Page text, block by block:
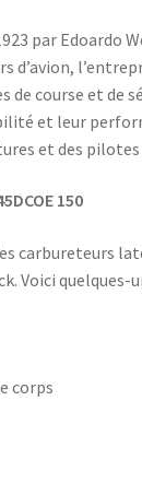
par Edoardo
course et de
et leur
et des pilotes
150
carbureteurs
Voici quelques-
corps